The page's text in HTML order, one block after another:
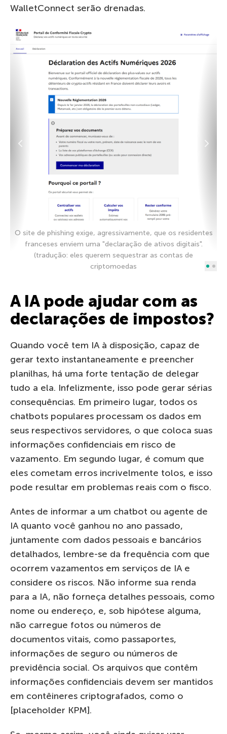
WalletConnect serão drenadas.
O site de phishing exige, agressivamente, que os residentes
franceses enviem uma "declaração de ativos digitais".
(tradução: eles querem sequestrar as contas de
criptomoedas
A IA pode ajudar com as
declarações de impostos?
Quando você tem IA à disposição, capaz de
gerar texto instantaneamente e preencher
planilhas, há uma forte tentação de delegar
tudo a ela. Infelizmente, isso pode gerar sérias
consequências. Em primeiro lugar, todos os
chatbots populares processam os dados em
seus respectivos servidores, o que coloca suas
informações confidenciais em risco de
vazamento. Em segundo lugar, é comum que
eles cometam erros incrivelmente tolos, e isso
pode resultar em problemas reais com o fisco.
Antes de informar a um chatbot ou agente de
IA quanto você ganhou no ano passado,
juntamente com dados pessoais e bancários
detalhados, lembre-se da frequência com que
ocorrem vazamentos em serviços de IA e
considere os riscos. Não informe sua renda
para a IA, não forneça detalhes pessoais, como
nome ou endereço, e, sob hipótese alguma,
não carregue fotos ou números de
documentos vitais, como passaportes,
informações de seguro ou números de
previdência social. Os arquivos que contêm
informações confidenciais devem ser mantidos
em contêineres criptografados, como o
[placeholder KPM].